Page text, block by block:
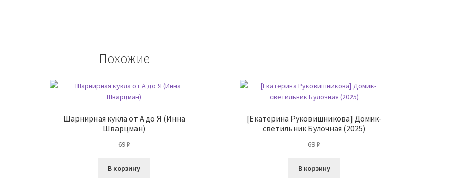
Похожие
Шарнирная кукла от А до Я (Инна
Шварцман)
69₽
В корзину
[Екатерина Руковишникова] Домик-
светильник Булочная (2025)
69₽
В корзину